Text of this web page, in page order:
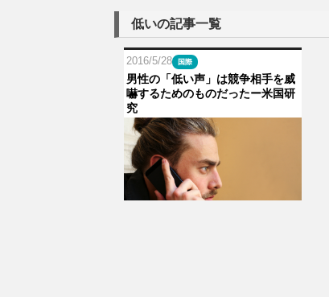
低いの記事一覧
2016/5/28 国際
男性の「低い声」は競争相手を威
嚇するためのものだったー米国研
究